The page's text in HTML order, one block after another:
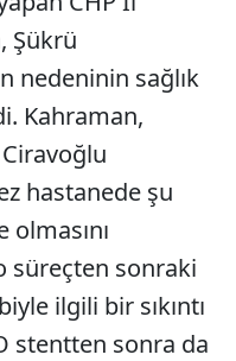
Şükrü
nedeninin sağlık
Kahraman,
hastanede şu
olmasını
süreçten sonraki
ilgili bir sıkıntı
stentten sonra da